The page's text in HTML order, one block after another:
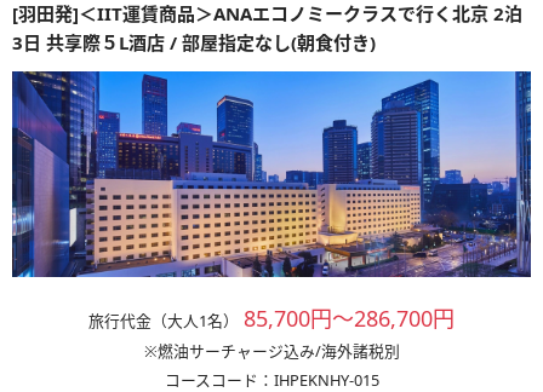
[羽田発]＜IIT運賃商品＞ANAエコノミークラスで行く北京 2泊
3日 共享際５L酒店 / 部屋指定なし(朝食付き)
旅行代金（大人1名） 85,700円～286,700円
※燃油サーチャージ込み/海外諸税別
コースコード：IHPEKNHY-015